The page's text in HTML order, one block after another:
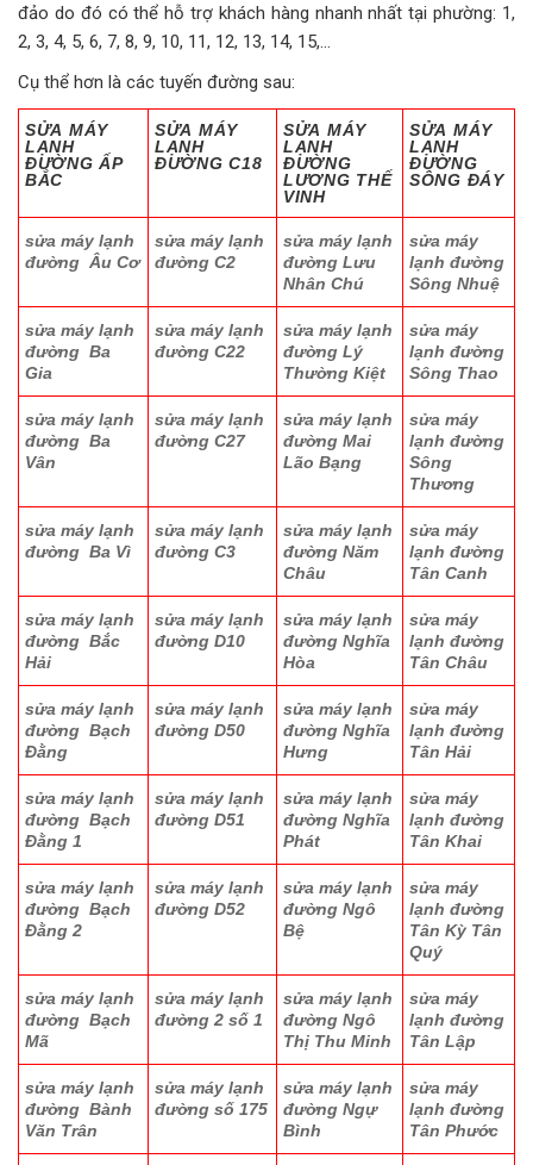
đảo do đó có thể hỗ trợ khách hàng nhanh nhất tại phường: 1,
2, 3, 4, 5, 6, 7, 8, 9, 10, 11, 12, 13, 14, 15,…
Cụ thể hơn là các tuyến đường sau:
SỬA MÁY
LẠNH
ĐƯỜNG ẤP
BẮC
SỬA MÁY
LẠNH
ĐƯỜNG C18
SỬA MÁY
LẠNH
ĐƯỜNG
LƯƠNG THẾ
VINH
SỬA MÁY
LẠNH
ĐƯỜNG
SÔNG ĐÁY
sửa máy lạnh
đường Âu Cơ
sửa máy lạnh
đường C2
sửa máy lạnh
đường Lưu
Nhân Chú
sửa máy
lạnh đường
Sông Nhuệ
sửa máy lạnh
đường Ba
Gia
sửa máy lạnh
đường C22
sửa máy lạnh
đường Lý
Thường Kiệt
sửa máy
lạnh đường
Sông Thao
sửa máy lạnh
đường Ba
Vân
sửa máy lạnh
đường C27
sửa máy lạnh
đường Mai
Lão Bạng
sửa máy
lạnh đường
Sông
Thương
sửa máy lạnh
đường Ba Vì
sửa máy lạnh
đường C3
sửa máy lạnh
đường Năm
Châu
sửa máy
lạnh đường
Tân Canh
sửa máy lạnh
đường Bắc
Hải
sửa máy lạnh
đường D10
sửa máy lạnh
đường Nghĩa
Hòa
sửa máy
lạnh đường
Tân Châu
sửa máy lạnh
đường Bạch
Đằng
sửa máy lạnh
đường D50
sửa máy lạnh
đường Nghĩa
Hưng
sửa máy
lạnh đường
Tân Hải
sửa máy lạnh
đường Bạch
Đằng 1
sửa máy lạnh
đường D51
sửa máy lạnh
đường Nghĩa
Phát
sửa máy
lạnh đường
Tân Khai
sửa máy lạnh
đường Bạch
Đằng 2
sửa máy lạnh
đường D52
sửa máy lạnh
đường Ngô
Bệ
sửa máy
lạnh đường
Tân Kỳ Tân
Quý
sửa máy lạnh
đường Bạch
Mã
sửa máy lạnh
đường 2 số 1
sửa máy lạnh
đường Ngô
Thị Thu Minh
sửa máy
lạnh đường
Tân Lập
sửa máy lạnh
đường Bành
Văn Trân
sửa máy lạnh
đường số 175
sửa máy lạnh
đường Ngự
Bình
sửa máy
lạnh đường
Tân Phước